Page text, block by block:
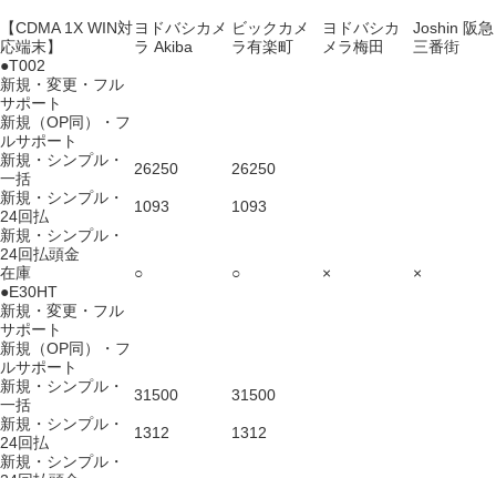
【CDMA 1X WIN対
応端末】
ヨドバシカメ
ラ Akiba
ビックカメ
ラ有楽町
ヨドバシカ
メラ梅田
Joshin 阪急
三番街
●T002
新規・変更・フル
サポート
新規（OP同）・フ
ルサポート
新規・シンプル・
一括
26250
26250
新規・シンプル・
24回払
1093
1093
新規・シンプル・
24回払頭金
在庫
○ ○ ×
×
●E30HT
新規・変更・フル
サポート
新規（OP同）・フ
ルサポート
新規・シンプル・
一括
31500
31500
新規・シンプル・
24回払
1312
1312
新規・シンプル・